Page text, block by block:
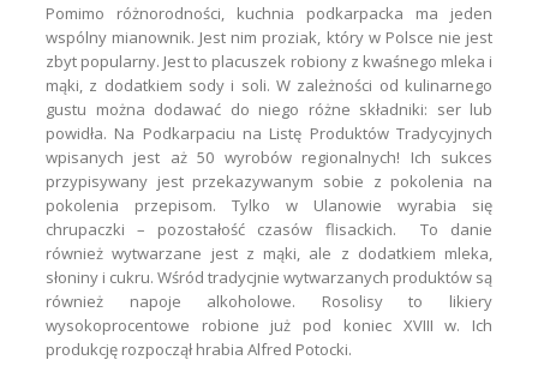
Pomimo różnorodności, kuchnia podkarpacka ma jeden
wspólny mianownik. Jest nim proziak, który w Polsce nie jest
zbyt popularny. Jest to placuszek robiony z kwaśnego mleka i
mąki, z dodatkiem sody i soli. W zależności od kulinarnego
gustu można dodawać do niego różne składniki: ser lub
powidła. Na Podkarpaciu na Listę Produktów Tradycyjnych
wpisanych jest aż 50 wyrobów regionalnych! Ich sukces
przypisywany jest przekazywanym sobie z pokolenia na
pokolenia przepisom. Tylko w Ulanowie wyrabia się
chrupaczki – pozostałość czasów flisackich. To danie
również wytwarzane jest z mąki, ale z dodatkiem mleka,
słoniny i cukru. Wśród tradycjnie wytwarzanych produktów są
również napoje alkoholowe. Rosolisy to likiery
wysokoprocentowe robione już pod koniec XVIII w. Ich
produkcję rozpoczął hrabia Alfred Potocki.